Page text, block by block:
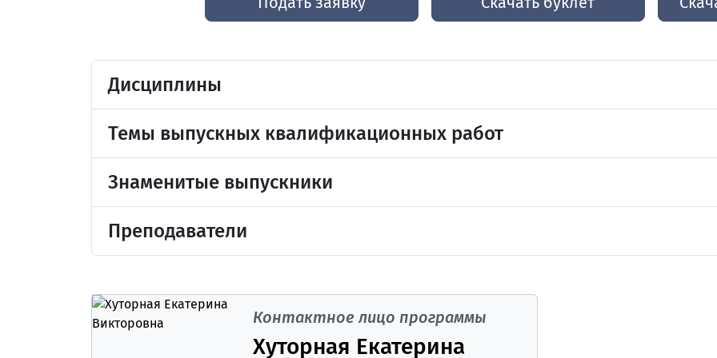
Дисциплины
Темы выпускных квалификационных работ
Знаменитые выпускники
Преподаватели
Контактное лицо программы
Хуторная Екатерина